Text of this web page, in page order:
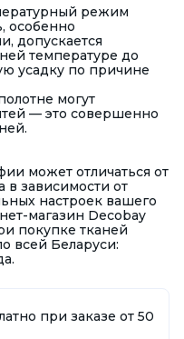
режим
особенно
допускается
температуре до
усадку по причине
могут
— это совершенно
может отличаться от
в зависимости от
настроек вашего
магазин Decobay
покупке тканей
всей Беларуси:
при заказе от 50